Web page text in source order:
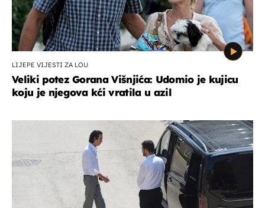
LIJEPE VIJESTI ZA LOU
Veliki potez Gorana Višnjića: Udomio je kujicu
koju je njegova kći vratila u azil